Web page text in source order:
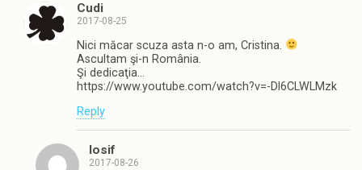
Cudi
2017-08-25
Nici măcar scuza asta n-o am, Cristina.
Ascultam şi-n România.
Şi dedicaţia…
https://www.youtube.com/watch?v=-Dl6CLWLMzk
Reply
Iosif
2017-08-26